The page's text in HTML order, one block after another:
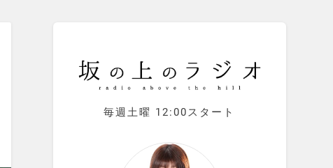
毎週土曜 12:00スタート